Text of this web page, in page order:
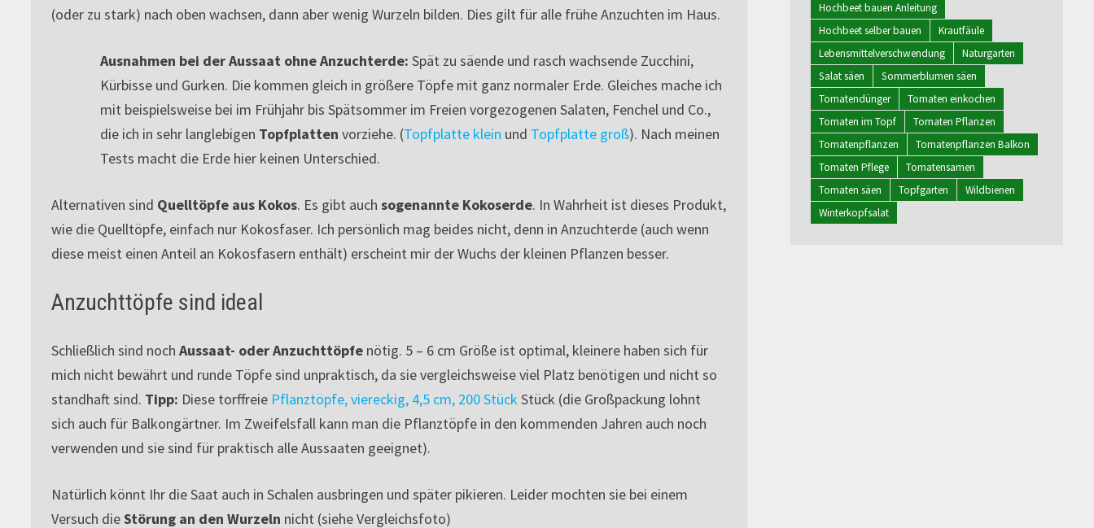
(oder zu stark) nach oben wachsen, dann aber wenig Wurzeln bilden. Dies gilt für alle frühe Anzuchten im Haus.
Ausnahmen bei der Aussaat ohne Anzuchterde: Spät zu säende und rasch wachsende Zucchini,
Kürbisse und Gurken. Die kommen gleich in größere Töpfe mit ganz normaler Erde. Gleiches mache ich
mit beispielsweise bei im Frühjahr bis Spätsommer im Freien vorgezogenen Salaten, Fenchel und Co.,
die ich in sehr langlebigen Topfplatten vorziehe. (Topfplatte klein und Topfplatte groß). Nach meinen
Tests macht die Erde hier keinen Unterschied.
Alternativen sind Quelltöpfe aus Kokos. Es gibt auchsogenannte Kokoserde. In Wahrheit ist dieses Produkt,
wie die Quelltöpfe, einfach nur Kokosfaser. Ich persönlich mag beides nicht, denn in Anzuchterde (auch wenn
diese meist einen Anteil an Kokosfasern enthält) erscheint mir der Wuchs der kleinen Pflanzen besser.
Anzuchttöpfe sind ideal
Schließlich sind nochAussaat- oder Anzuchttöpfe nötig. 5 – 6 cm Größe ist optimal, kleinere haben sich für
mich nicht bewährt und runde Töpfe sind unpraktisch, da sie vergleichsweise viel Platz benötigen und nicht so
standhaft sind. Tipp: Diese torffreie Pflanztöpfe, viereckig, 4,5 cm, 200 Stück Stück (die Großpackung lohnt
sich auch für Balkongärtner. Im Zweifelsfall kann man die Pflanztöpfe in den kommenden Jahren auch noch
verwenden und sie sind für praktisch alle Aussaaten geeignet).
Natürlich könnt Ihr die Saat auch in Schalen ausbringen und später pikieren. Leider mochten sie bei einem
Versuch dieStörung an den Wurzeln nicht (siehe Vergleichsfoto)
Hochbeet bauen Anleitung
Hochbeet selber bauen
Krautfäule
Lebensmittelverschwendung
Naturgarten
Salat säen
Sommerblumen säen
Tomatendünger
Tomaten einkochen
Tomaten im Topf
Tomaten Pflanzen
Tomatenpflanzen
Tomatenpflanzen Balkon
Tomaten Pflege
Tomatensamen
Tomaten säen
Topfgarten
Wildbienen
Winterkopfsalat